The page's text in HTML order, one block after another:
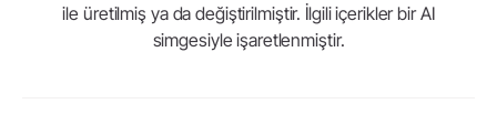
ile üretilmiş ya da değiştirilmiştir. İlgili içerikler bir AI
simgesiyle işaretlenmiştir.